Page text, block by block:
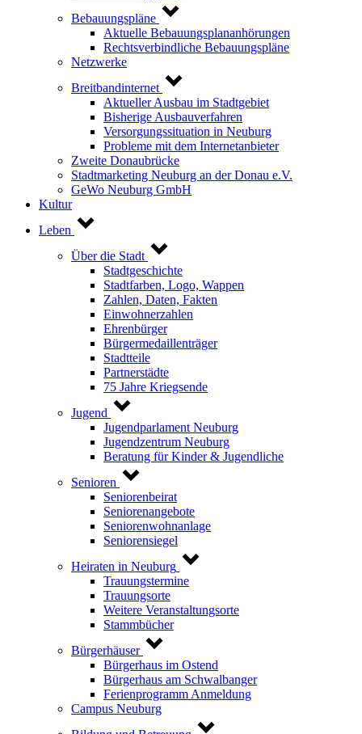
Bebauungspläne
Aktuelle Bebauungsplananhörungen
Rechtsverbindliche Bebauungspläne
Netzwerke
Breitbandinternet
Aktueller Ausbau im Stadtgebiet
Bisherige Ausbauverfahren
Versorgungssituation in Neuburg
Probleme mit dem Internetanbieter
Zweite Donaubrücke
Stadtmarketing Neuburg an der Donau e.V.
GeWo Neuburg GmbH
Kultur
Leben
Über die Stadt
Stadtgeschichte
Stadtfarben, Logo, Wappen
Zahlen, Daten, Fakten
Einwohnerzahlen
Ehrenbürger
Bürgermedaillenträger
Stadtteile
Partnerstädte
75 Jahre Kriegsende
Jugend
Jugendparlament Neuburg
Jugendzentrum Neuburg
Beratung für Kinder & Jugendliche
Senioren
Seniorenbeirat
Seniorenangebote
Seniorenwohnanlage
Seniorensiegel
Heiraten in Neuburg
Trauungstermine
Trauungsorte
Weitere Veranstaltungsorte
Stammbücher
Bürgerhäuser
Bürgerhaus im Ostend
Bürgerhaus am Schwalbanger
Ferienprogramm Anmeldung
Campus Neuburg